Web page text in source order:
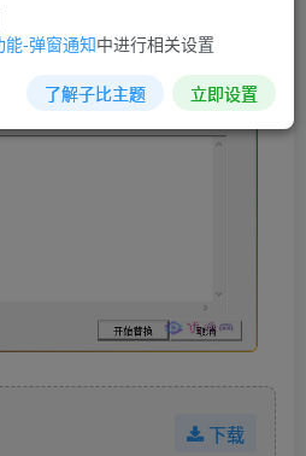
下载
能-弹窗通知中进行相关设置
了解子比主题 立即设置